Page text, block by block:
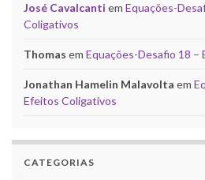
José Cavalcanti em Equações-
Coligativos
Thomas em Equações-Desafio 18 –
Jonathan Hamelin Malavolta em
Efeitos Coligativos
CATEGORIAS